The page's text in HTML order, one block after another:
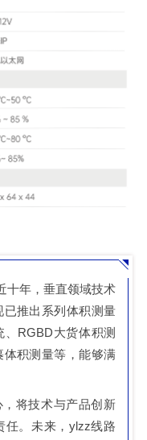
十年，垂直领域技术
推出系列体积测量
RGBD大货体积测
积测量等，能够满
将技术与产品创新
任。未来，ylzz线路